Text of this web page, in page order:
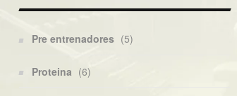
Pre entrenadores (5)
Proteina (6)